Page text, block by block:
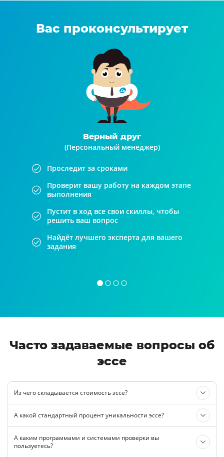
Вас проконсультирует
Верный друг
(Персональный менеджер)
Проследит за сроками
Проверит вашу работу на каждом этапе
выполнения
Пустит в ход все свои скиллы, чтобы
решить ваш вопрос
Найдёт лучшего эксперта для вашего
задания
Часто задаваемые вопросы об
эссе
Из чего складывается стоимость эссе?
А какой стандартный процент уникальности эссе?
А каким программами и системами проверки вы
пользуетесь?